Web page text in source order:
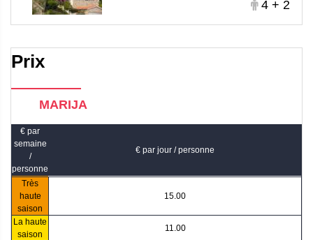
4 + 2
Prix
MARIJA
€ par
semaine
/
personne
€ par jour / personne
Très
haute
saison
15.00
La haute
saison
11.00